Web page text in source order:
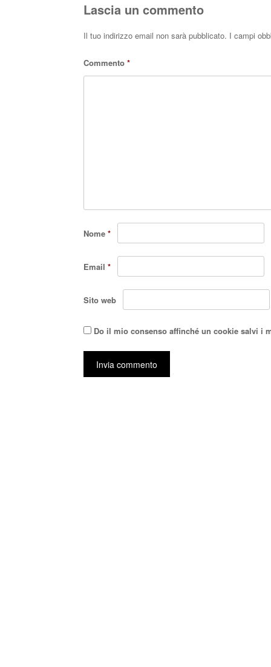
Lascia un commento
Il tuo indirizzo email non sarà pubblicato. I campi
Commento *
Nome *
Email *
Sito web
Do il mio consenso affinché un cookie salvi i